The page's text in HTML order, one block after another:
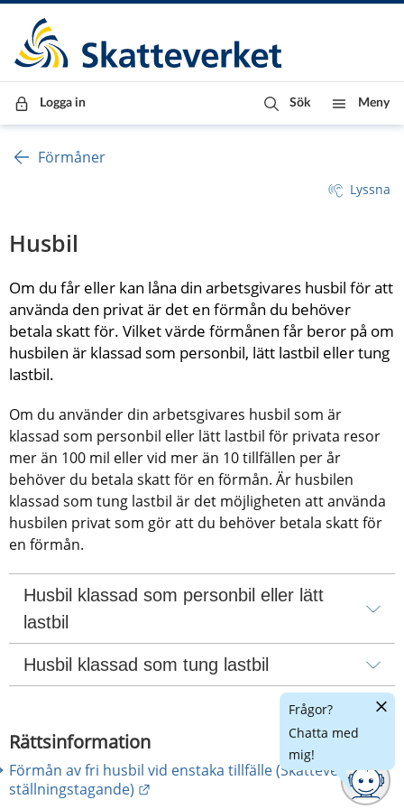
Till innehåll
Till navigationen
Till chattrobot
Logga in Sök Meny
Förmåner
Lyssna
Husbil
Om du får eller kan låna din arbetsgivares husbil för att
använda den privat är det en förmån du behöver
betala skatt för. Vilket värde förmånen får beror på om
husbilen är klassad som personbil, lätt lastbil eller tung
lastbil.
Om du använder din arbetsgivares husbil som är
klassad som personbil eller lätt lastbil för privata resor
mer än 100 mil eller vid mer än 10 tillfällen per år
behöver du betala skatt för en förmån. Är husbilen
klassad som tung lastbil är det möjligheten att använda
husbilen privat som gör att du behöver betala skatt för
en förmån.
Husbil klassad som personbil eller lätt
lastbil
Husbil klassad som tung lastbil
Rättsinformation
Förmån av fri husbil vid enstaka tillfälle (Skatteverkets
ställningstagande)
Frågor?
Chatta med
mig!
Dölj